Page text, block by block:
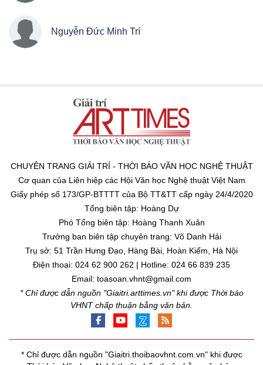
Nguyễn Đức Minh Trí
CHUYÊN TRANG GIẢI TRÍ - THỜI BÁO VĂN HỌC NGHỆ THUẬT
Cơ quan của Liên hiệp các Hội Văn học Nghệ thuật Việt Nam
Giấy phép số 173/GP-BTTTT của Bộ TT&TT cấp ngày 24/4/2020
Tổng biên tập: Hoàng Dự
Phó Tổng biên tập: Hoàng Thanh Xuân
Trưởng ban biên tập chuyên trang: Võ Danh Hải
Trụ sở: 51 Trần Hưng Đạo, Hàng Bài, Hoàn Kiếm, Hà Nội
Điện thoại: 024 62 900 262 | Hotline: 024 66 839 235
Email: toasoan.vhnt@gmail.com
* Chỉ được dẫn nguồn "Giaitri.arttimes.vn" khi được Thời báo
VHNT chấp thuận bằng văn bản.
* Chỉ được dẫn nguồn "Giaitri.thoibaovhnt.com.vn" khi được